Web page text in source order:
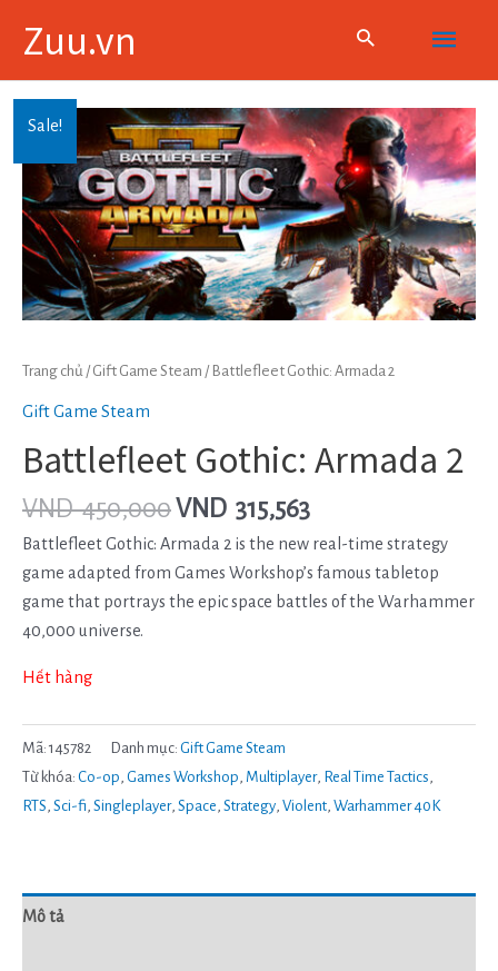
Zuu.vn
Main
Menu
Sale!
Trang chủ /Gift Game Steam / Battlefleet Gothic: Armada 2
Gift Game Steam
Battlefleet Gothic: Armada 2
VND450,000VND 315,563
Battlefleet Gothic: Armada 2 is the new real-time strategy
game adapted from Games Workshop’s famous tabletop
game that portrays the epic space battles of the Warhammer
40,000 universe.
Hết hàng
Mã: 145782 Danh mục: Gift Game Steam
Từ khóa: Co-op Games Workshop Multiplayer, Real Time Tactics
RTS Sci-fi Singleplayer, Space Strategy Violent Warhammer 40K
Mô tả